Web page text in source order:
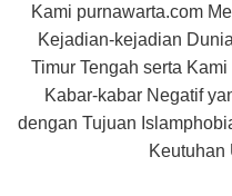
Kami purnawarta.com
Kejadian-kejadian
Timur Tengah serta
Kabar-kabar Negatif
dengan Tujuan
Keutuhan